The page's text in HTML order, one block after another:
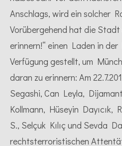
Anschlags, wird ein solcher
Vorübergehend hat die
erinnern!“ einen Laden in
Verfügung gestellt, um
daran zu erinnern: Am
Segashi, Can Leyla,
Kollmann, Hüseyin Dayıcık,
S., Selçuk Kılıç und Sevda
rechtsterroristischen